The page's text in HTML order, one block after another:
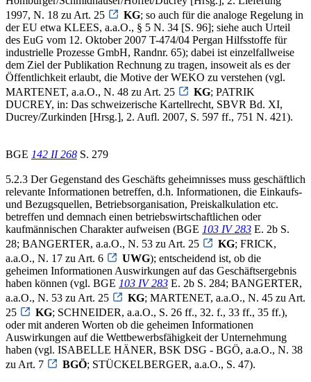
1997, N. 18 zu Art. 25
KG; so auch für die analoge Regelung in
der EU etwa KLEES, a.a.O., § 5 N. 34 [S. 96]; siehe auch Urteil
des EuG vom 12. Oktober 2007 T-474/04 Pergan Hilfsstoffe für
industrielle Prozesse GmbH, Randnr. 65); dabei ist einzelfallweise
dem Ziel der Publikation Rechnung zu tragen, insoweit als es der
Öffentlichkeit erlaubt, die Motive der WEKO zu verstehen (vgl.
MARTENET, a.a.O., N. 48 zu Art. 25
KG; PATRIK
DUCREY, in: Das schweizerische Kartellrecht, SBVR Bd. XI,
Ducrey/Zurkinden [Hrsg.], 2. Aufl. 2007, S. 597 ff., 751 N. 421).
BGE 142 II 268 S. 279
5.2.3 Der Gegenstand des Geschäfts geheimnisses muss geschäftlich
relevante Informationen betreffen, d.h. Informationen, die Einkaufs-
und Bezugsquellen, Betriebsorganisation, Preiskalkulation etc.
betreffen und demnach einen betriebswirtschaftlichen oder
kaufmännischen Charakter aufweisen (BGE 103 IV 283 E. 2b S.
28; BANGERTER, a.a.O., N. 53 zu Art. 25
KG; FRICK,
a.a.O., N. 17 zu Art. 6
UWG); entscheidend ist, ob die
geheimen Informationen Auswirkungen auf das Geschäftsergebnis
haben können (vgl. BGE 103 IV 283 E. 2b S. 284; BANGERTER,
a.a.O., N. 53 zu Art. 25
KG; MARTENET, a.a.O., N. 45 zu Art.
25
KG; SCHNEIDER, a.a.O., S. 26 ff., 32. f., 33 ff., 35 ff.),
oder mit anderen Worten ob die geheimen Informationen
Auswirkungen auf die Wettbewerbsfähigkeit der Unternehmung
haben (vgl. ISABELLE HÄNER, BSK DSG - BGÖ, a.a.O., N. 38
zu Art. 7
BGÖ; STÜCKELBERGER, a.a.O., S. 47).